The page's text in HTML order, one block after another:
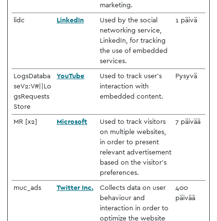
marketing.
lidc LinkedIn
Used by the social
networking service,
LinkedIn, for tracking
the use of embedded
services.
1 päivä
LogsDataba
seV2:V#||Lo
gsRequests
Store
YouTube
Used to track user’s
interaction with
embedded content.
Pysyvä
MR [x2] Microsoft
Used to track visitors
on multiple websites,
in order to present
relevant advertisement
based on the visitor's
preferences.
7 päivää
muc_ads Twitter Inc.
Collects data on user
behaviour and
interaction in order to
optimize the website
400
päivää